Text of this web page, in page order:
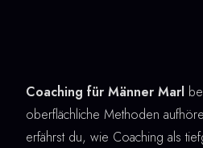
Coaching für Männer Marl
oberflächliche Methoden
erfährst du, wie Coaching als